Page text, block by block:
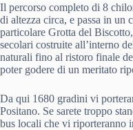
Il percorso completo di 8
di altezza circa, e passa in un
particolare Grotta del
secolari costruite all’interno
naturali fino al ristoro finale
poter godere di un meritato
Da qui 1680 gradini vi
Positano. Se sarete troppo
bus locali che vi riporteranno